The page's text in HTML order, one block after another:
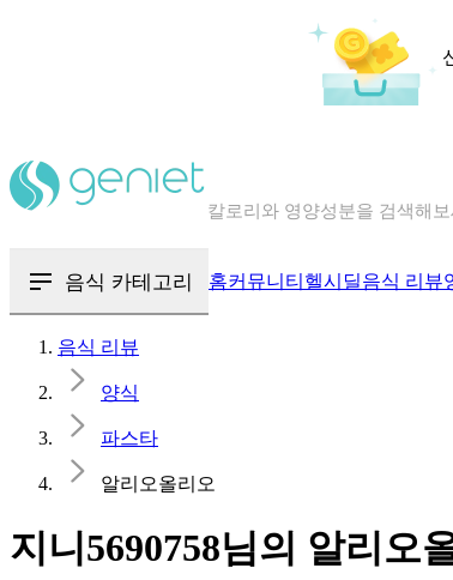
혈당 · 다이어트 음식 검색해보
음식 카테고리 홈커뮤니티 헬시딜음식 리뷰
음식 리뷰
양식
파스타
알리오올리오
지니5690758님의 알리오